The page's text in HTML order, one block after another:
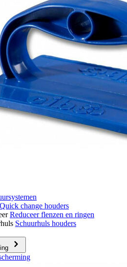
Quick change houders
Reduceer flenzen en ringen
Schuurhuls houders